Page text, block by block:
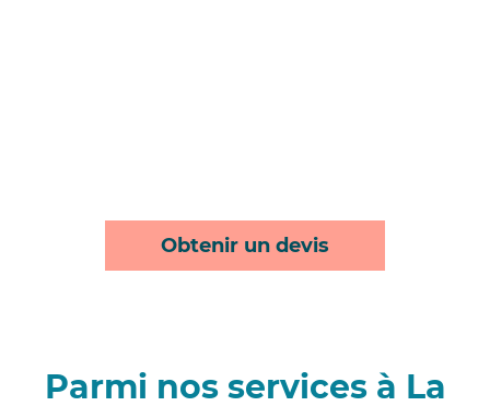
Obtenir un devis
Parmi nos services à La